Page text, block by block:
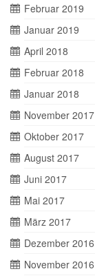
Februar 2019
Januar 2019
April 2018
Februar 2018
Januar 2018
November 2017
Oktober 2017
August 2017
Juni 2017
Mai 2017
März 2017
Dezember 2016
November 2016